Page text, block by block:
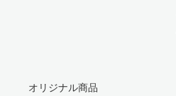
オリジナル商品